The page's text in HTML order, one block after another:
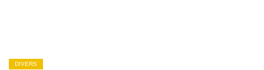
DIVERS